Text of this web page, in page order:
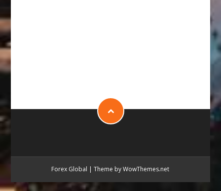
Forex Global |Theme by WowThemes.net